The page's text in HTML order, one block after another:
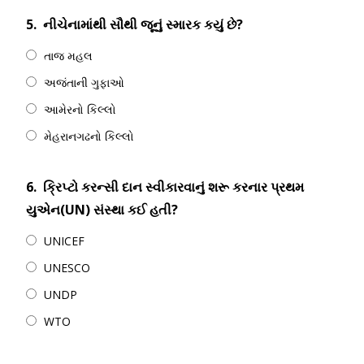
5. નીચેનામાંથી સૌથી જૂનું સ્મારક કયું છે?
તાજ મહલ
અજંતાની ગુફાઓ
આમેરનો કિલ્લો
મેહરાનગઢનો કિલ્લો
6. ક્રિપ્ટો કરન્સી દાન સ્વીકારવાનું શરૂ કરનાર પ્રથમ
યુએન(UN) સંસ્થા કઈ હતી?
UNICEF
UNESCO
UNDP
WTO